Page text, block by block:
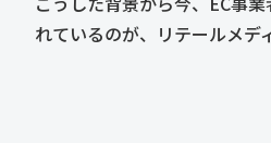
れているのが、リテールメデ